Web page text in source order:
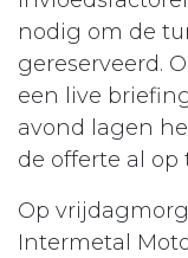
nodig om de
gereserveerd.
een live
avond lagen
de offerte al op
Op
Intermetal